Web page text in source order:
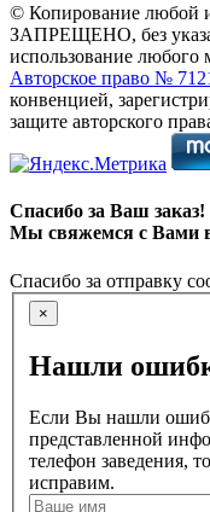
© Копирование любой
ЗАПРЕЩЕНО, без
использование любого
Авторское право №
конвенцией,
защите авторского
Спасибо за Ваш заказ!
Мы свяжемся с Вами
Спасибо за отправку
×
Нашли
Если Вы нашли
представленной
телефон заведения,
исправим.